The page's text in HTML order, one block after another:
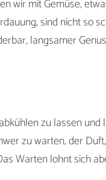
wir mit Gemüse,
sind nicht so
langsamer
zu lassen und
zu warten, der
Warten lohnt sich